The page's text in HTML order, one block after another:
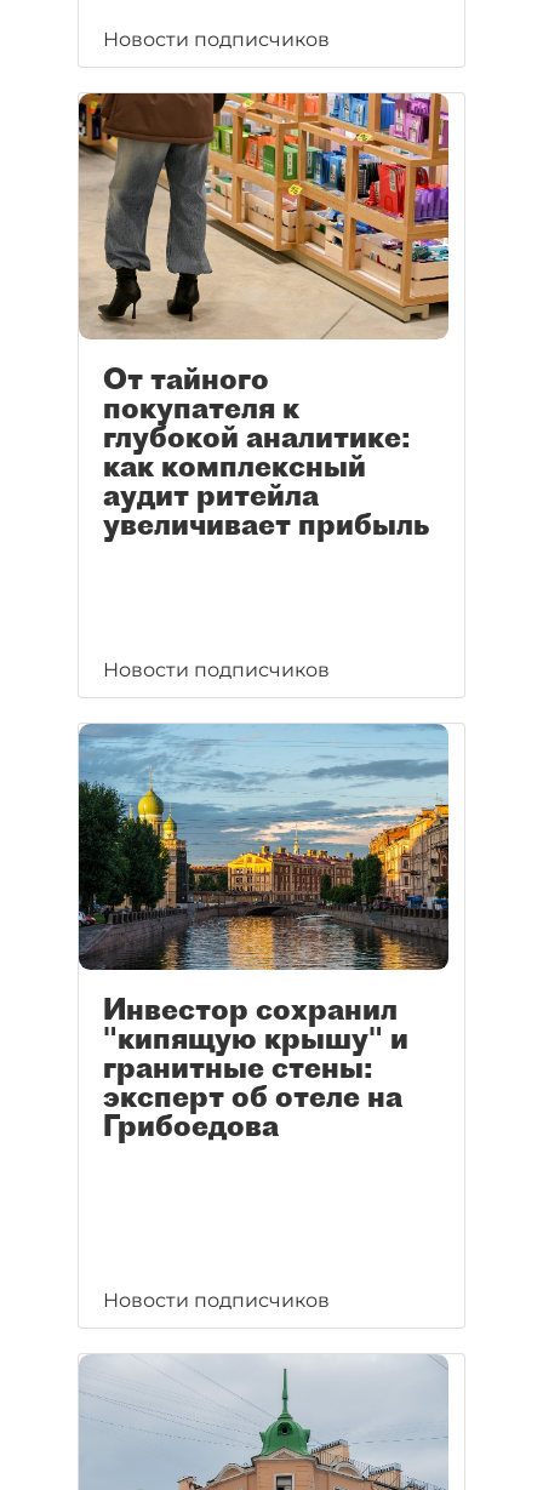
Новости подписчиков
От тайного
покупателя к
глубокой аналитике:
как комплексный
аудит ритейла
увеличивает прибыль
Новости подписчиков
Инвестор сохранил
"кипящую крышу" и
гранитные стены:
эксперт об отеле на
Грибоедова
Новости подписчиков